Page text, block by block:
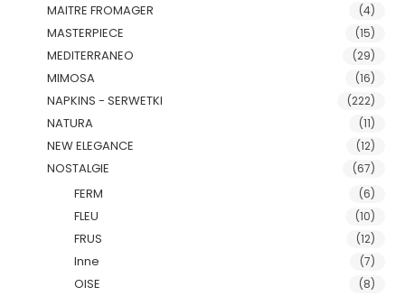
MAITRE FROMAGER (4)
MASTERPIECE (15)
MEDITERRANEO (29)
MIMOSA (16)
NAPKINS - SERWETKI (222)
NATURA (11)
NEW ELEGANCE (12)
NOSTALGIE (67)
FERM (6)
FLEU (10)
FRUS (12)
Inne (7)
OISE (8)